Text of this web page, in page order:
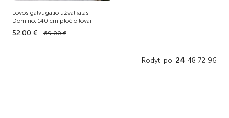
Lovos galvūgalio užvalkalas
Domino, 140 cm pločio lovai
52.00 € 69.00 €
Rodyti po: 24 48 72 96